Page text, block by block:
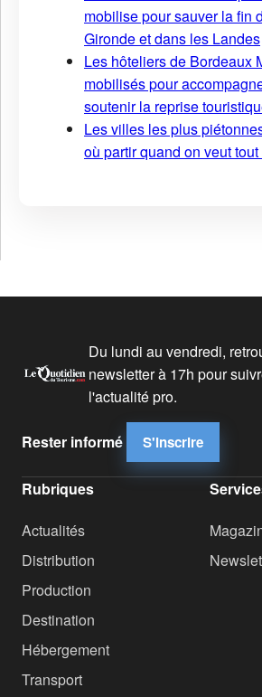
mobilise pour sauver la fin
Gironde et dans les Landes
Les hôteliers de Bordeaux
mobilisés pour
soutenir la reprise
Les villes les plus
où partir quand on veut
Du lundi au vendredi,
newsletter à 17h pour
l'actualité pro.
Rester informé S'inscrire
Rubriques
Actualités
Distribution
Production
Destination
Hébergement
Transport